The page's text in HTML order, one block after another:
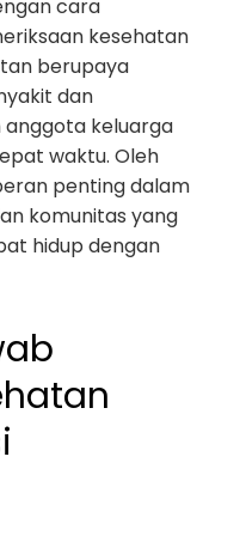
cara
kesehatan
berupaya
dan
keluarga
waktu. Oleh
penting dalam
komunitas yang
hidup dengan